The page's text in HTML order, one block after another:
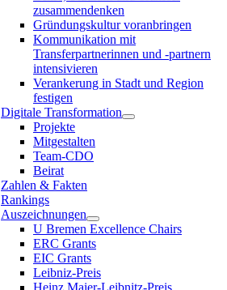
zusammendenken
Gründungskultur voranbringen
Kommunikation mit
Transferpartnerinnen und -partnern
intensivieren
Verankerung in Stadt und Region
festigen
Digitale Transformation
Projekte
Mitgestalten
Team-CDO
Beirat
Zahlen & Fakten
Rankings
Auszeichnungen
U Bremen Excellence Chairs
ERC Grants
EIC Grants
Leibniz-Preis
Heinz Maier-Leibnitz-Preis